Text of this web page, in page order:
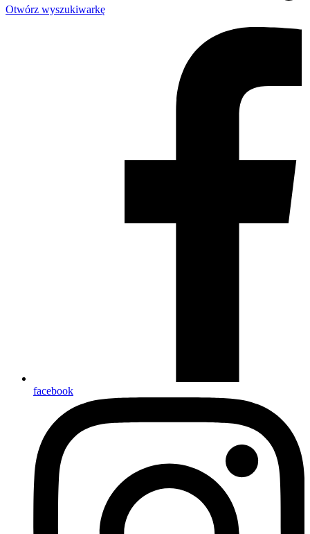
Otwórz wyszukiwarkę
facebook